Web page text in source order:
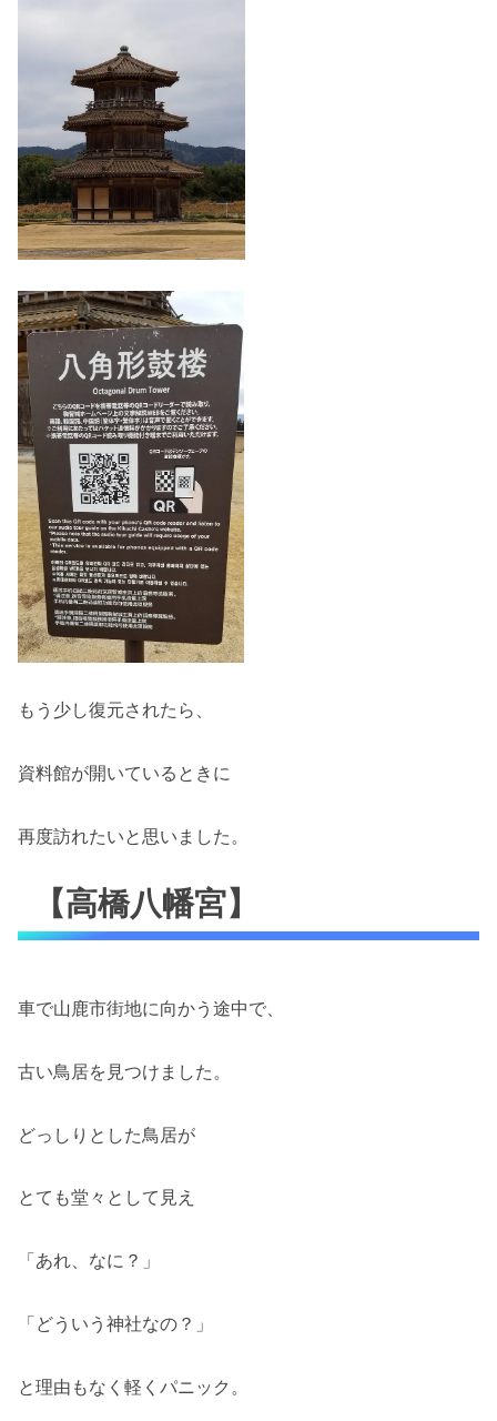
もう少し復元されたら、
資料館が開いているときに
再度訪れたいと思いました。
【高橋八幡宮】
車で山鹿市街地に向かう途中で、
古い鳥居を見つけました。
どっしりとした鳥居が
とても堂々として見え
「あれ、なに？」
「どういう神社なの？」
と理由もなく軽くパニック。